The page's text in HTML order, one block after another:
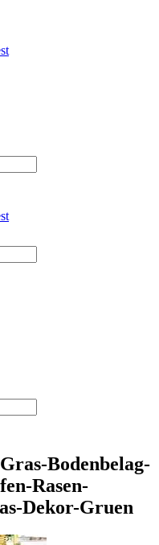
Bodenbelag-
Rasen-
Dekor-Gruen